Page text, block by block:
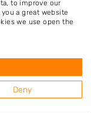
to improve our
a great website
we use open the
Deny